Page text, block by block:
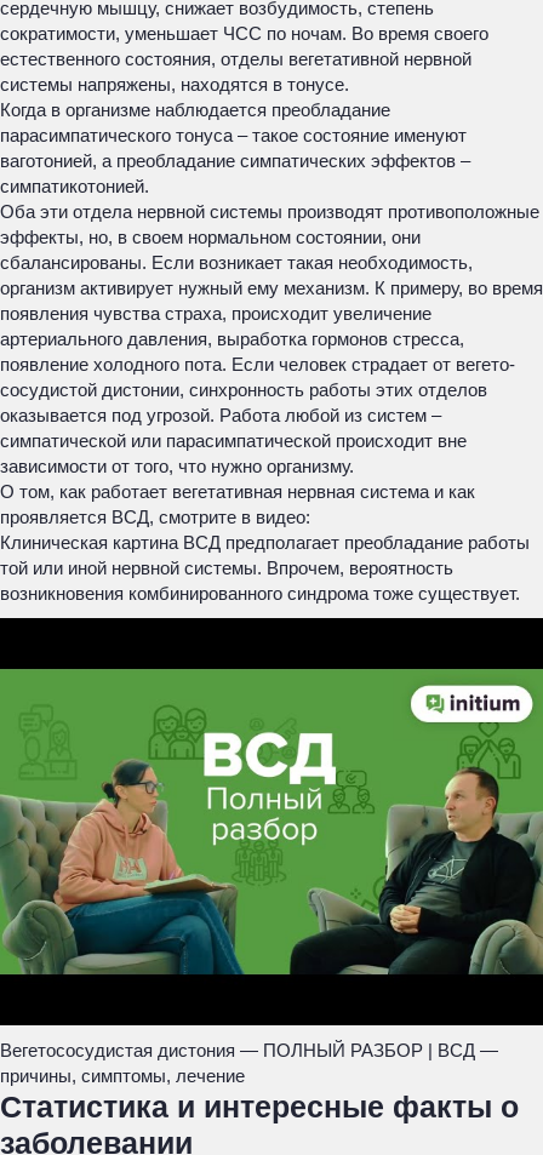
сердечную мышцу, снижает возбудимость, степень
сократимости, уменьшает ЧСС по ночам. Во время своего
естественного состояния, отделы вегетативной нервной
системы напряжены, находятся в тонусе.
Когда в организме наблюдается преобладание
парасимпатического тонуса – такое состояние именуют
ваготонией, а преобладание симпатических эффектов –
симпатикотонией.
Оба эти отдела нервной системы производят противоположные
эффекты, но, в своем нормальном состоянии, они
сбалансированы. Если возникает такая необходимость,
организм активирует нужный ему механизм. К примеру, во время
появления чувства страха, происходит увеличение
артериального давления, выработка гормонов стресса,
появление холодного пота. Если человек страдает от вегето-
сосудистой дистонии, синхронность работы этих отделов
оказывается под угрозой. Работа любой из систем –
симпатической или парасимпатической происходит вне
зависимости от того, что нужно организму.
О том, как работает вегетативная нервная система и как
проявляется ВСД, смотрите в видео:
Клиническая картина ВСД предполагает преобладание работы
той или иной нервной системы. Впрочем, вероятность
возникновения комбинированного синдрома тоже существует.
Вегетососудистая дистония — ПОЛНЫЙ РАЗБОР | ВСД —
причины, симптомы, лечение
Статистика и интересные факты о
заболевании